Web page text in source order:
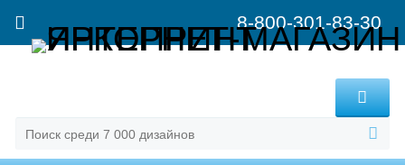
8-800-301-83-30